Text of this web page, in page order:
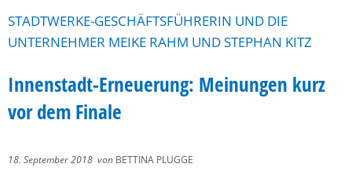
STADTWERKE-GESCHÄFTSFÜHRERIN UND DIE
UNTERNEHMER MEIKE RAHM UND STEPHAN KITZ
Innenstadt-Erneuerung: Meinungen kurz
vor dem Finale
18. September 2018 von BETTINA PLUGGE